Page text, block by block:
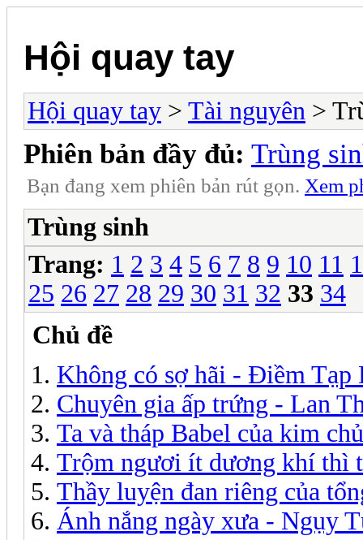
Hội quay tay
Hội quay tay > Tài nguyên >
Phiên bản đầy đủ: Trùng
Bạn đang xem phiên bản rút gọn. Xem
Trùng sinh
Trang: 1 2 3 4 5 6 7 8 9 10 11
25 26 27 28 29 30 31 32 33 34
Chủ đề
Không có sợ hãi - Điềm Tạp
Chuyên gia ấp trứng - Lan
Ta và tháp Babel của kim
Trộm ngươi ít dương khí thì
Thầy luyện đan riêng của
Ánh nắng ngày xưa - Ngụy